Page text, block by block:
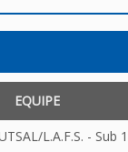
EQUIPE
L.A.F.S. - Sub